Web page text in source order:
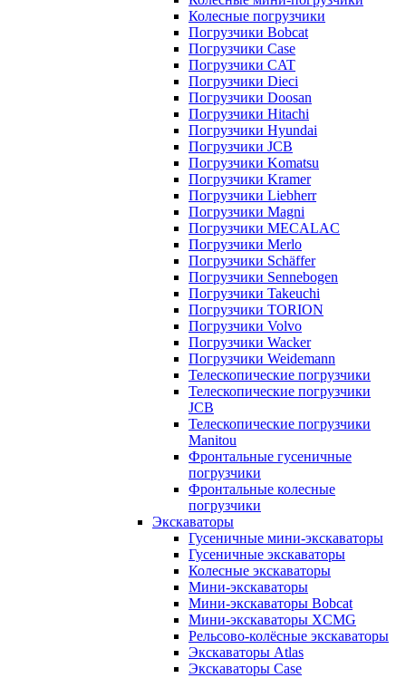
Колесные погрузчики
Погрузчики Bobcat
Погрузчики Case
Погрузчики CAT
Погрузчики Dieci
Погрузчики Doosan
Погрузчики Hitachi
Погрузчики Hyundai
Погрузчики JCB
Погрузчики Komatsu
Погрузчики Kramer
Погрузчики Liebherr
Погрузчики Magni
Погрузчики MECALAC
Погрузчики Merlo
Погрузчики Schäffer
Погрузчики Sennebogen
Погрузчики Takeuchi
Погрузчики TORION
Погрузчики Volvo
Погрузчики Wacker
Погрузчики Weidemann
Телескопические погрузчики
Телескопические погрузчики
JCB
Телескопические погрузчики
Manitou
Фронтальные гусеничные
погрузчики
Фронтальные колесные
погрузчики
Экскаваторы
Гусеничные мини-экскаваторы
Гусеничные экскаваторы
Колесные экскаваторы
Мини-экскаваторы
Мини-экскаваторы Bobcat
Мини-экскаваторы XCMG
Рельсово-колёсные экскаваторы
Экскаваторы Atlas
Экскаваторы Case